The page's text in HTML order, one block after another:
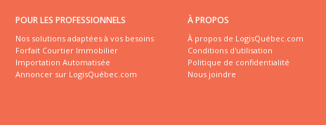
POUR LES PROFESSIONNELS
Nos solutions adaptées à vos besoins
Forfait Courtier Immobilier
Importation Automatisée
Annoncer sur LogisQuébec.com
À PROPOS
À propos de LogisQuébec.com
Conditions d'utilisation
Politique de confidentialité
Nous joindre